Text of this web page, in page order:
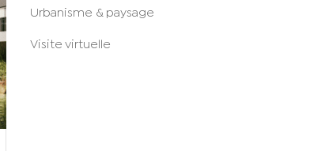
Urbanisme & paysage
Visite virtuelle